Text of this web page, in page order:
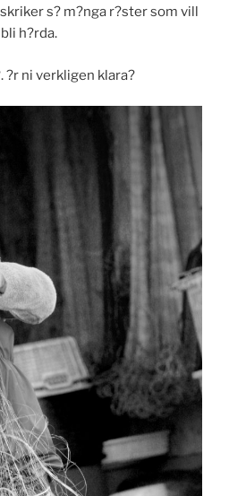
s? m?nga r?ster som vill
bli h?rda.
?r ni verkligen klara?